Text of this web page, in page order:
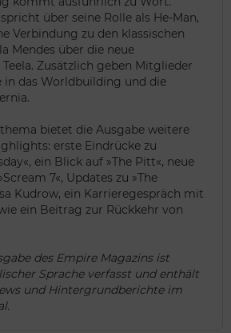
über seine Rolle als He-Man,
Verbindung zu den klassischen
Mendes über die neue
Zusätzlich geben Mitglieder
in das Worldbuilding und die
bietet die Ausgabe weitere
erste Eindrücke zu
ein Blick auf »The Pitt«, neue
7«, Updates zu »The
Kudrow, ein Karrieregespräch mit
ein Beitrag zur Rückkehr von
des Empire Magazins ist
Sprache verfasst und enthält
und Hintergrundberichte im